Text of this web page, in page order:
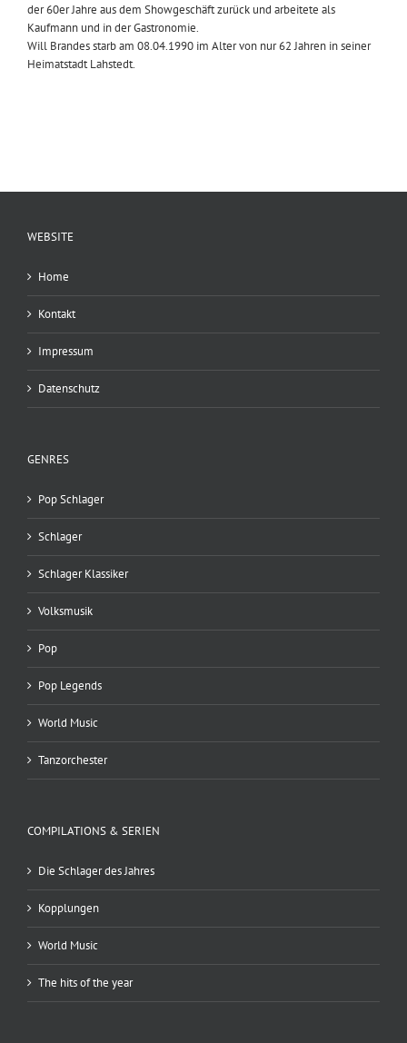
der 60er Jahre aus dem Showgeschäft zurück und arbeitete als
Kaufmann und in der Gastronomie.
Will Brandes starb am 08.04.1990 im Alter von nur 62 Jahren in seiner
Heimatstadt Lahstedt.
WEBSITE
Home
Kontakt
Impressum
Datenschutz
GENRES
Pop Schlager
Schlager
Schlager Klassiker
Volksmusik
Pop
Pop Legends
World Music
Tanzorchester
COMPILATIONS & SERIEN
Die Schlager des Jahres
Kopplungen
World Music
The hits of the year